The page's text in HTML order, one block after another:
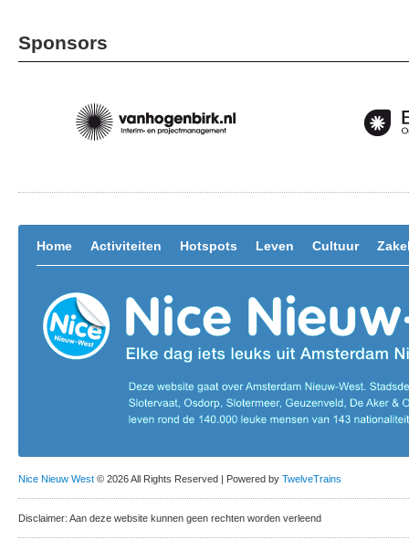
Sponsors
Home Activiteiten Hotspots Leven Cultuur
Nice Nieuw West © 2026 All Rights Reserved | Powered by TwelveTrains
Disclaimer: Aan deze website kunnen geen rechten worden verleend